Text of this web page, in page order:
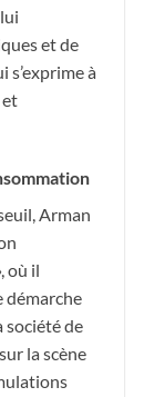
et de
à
et
Arman
où il
démarche
société de
la scène